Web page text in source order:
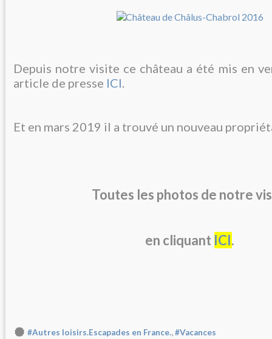
Depuis notre visite ce château a été mis en
article de presse ICI
Et en mars 2019 il a trouvé un nouveau
Toutes les photos de notre
en cliquant ICI.
#Autres loisirs.Escapades en France.,#Vacances